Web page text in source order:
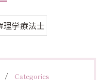
理学療法士
Categories